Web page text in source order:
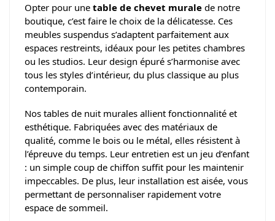
Opter pour une table de chevet murale de notre
boutique, c’est faire le choix de la délicatesse. Ces
meubles suspendus s’adaptent parfaitement aux
espaces restreints, idéaux pour les petites chambres
ou les studios. Leur design épuré s’harmonise avec
tous les styles d’intérieur, du plus classique au plus
contemporain.
Nos tables de nuit murales allient fonctionnalité et
esthétique. Fabriquées avec des matériaux de
qualité, comme le bois ou le métal, elles résistent à
l’épreuve du temps. Leur entretien est un jeu d’enfant
: un simple coup de chiffon suffit pour les maintenir
impeccables. De plus, leur installation est aisée, vous
permettant de personnaliser rapidement votre
espace de sommeil.